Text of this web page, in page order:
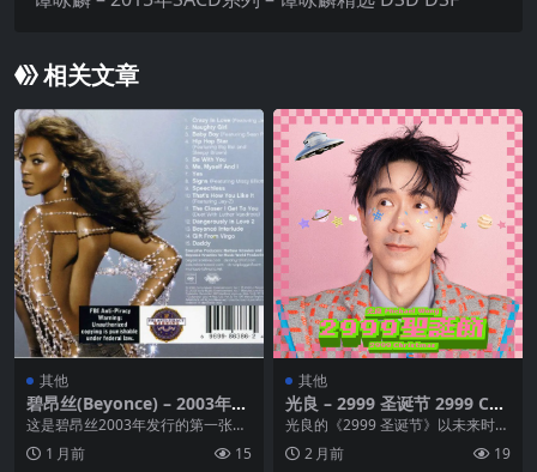
相关文章
其他
碧昂丝(Beyonce) – 2003年专
辑 – Dangerously In Love
这是碧昂丝2003年发行的第一张录
音室专辑,制作人包括碧 昂丝、马修
·诺斯、里奇...
1 月前 15
其他
光良 – 2999 圣诞节 2999 Chr
istmas – Single ALAC Hi-Re
s 24B-48.0kHz + 杜比全景声
光良的《2999 圣诞节》以未来时空
为底色，用温暖旋律编织圣诞氛
围。歌词中“圣诞...
2 月前 19